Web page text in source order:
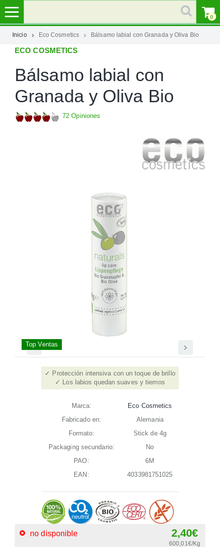
MI
MARCAS
CATEGORÍAS
0
Inicio Eco Cosmetics Bálsamo labial con Granada y Oliva Bio
ECO COSMETICS
Bálsamo labial con
Granada y Oliva Bio
72 Opiniones
Top Ventas
Protección intensiva con un toque de brillo
Los labios quedan suaves y tiernos
Marca:
Eco Cosmetics
Fabricado en:
Alemania
Formato:
Stick de 4g
Packaging secundario:
No
PAO:
6M
EAN:
4033981751025
no disponible 2,40€
600,01€/Kg